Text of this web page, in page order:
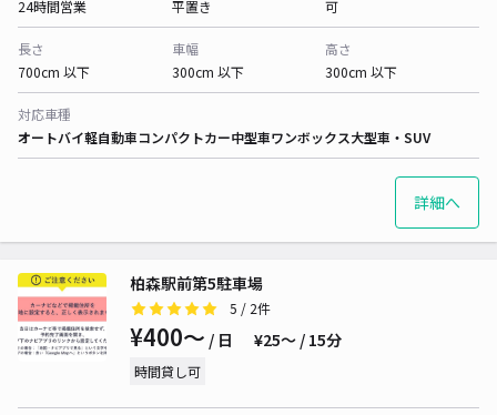
24時間営業
平置き
可
長さ
700cm 以下
車幅
300cm 以下
高さ
300cm 以下
対応車種
オートバイ軽自動車コンパクトカー中型車ワンボックス大型車・SUV
詳細へ
柏森駅前第5駐車場
5 / 2件
¥400〜 / 日 ¥25〜 / 15分
時間貸し可